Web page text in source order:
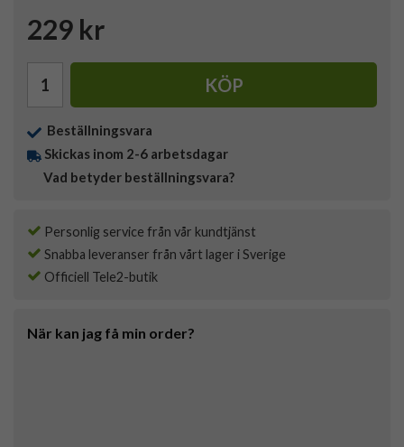
229 kr
KÖP
Beställningsvara
Skickas inom 2-6 arbetsdagar
Vad betyder beställningsvara?
Personlig service från vår kundtjänst
Snabba leveranser från vårt lager i Sverige
Officiell Tele2-butik
När kan jag få min order?